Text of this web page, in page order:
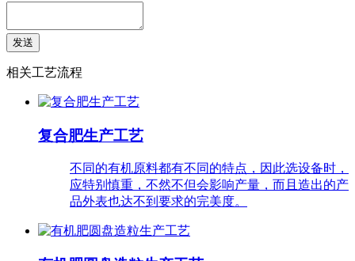
相关工艺流程
复合肥生产工艺
不同的有机原料都有不同的特点，因此选设备时，
应特别慎重，不然不但会影响产量，而且造出的产
品外表也达不到要求的完美度。